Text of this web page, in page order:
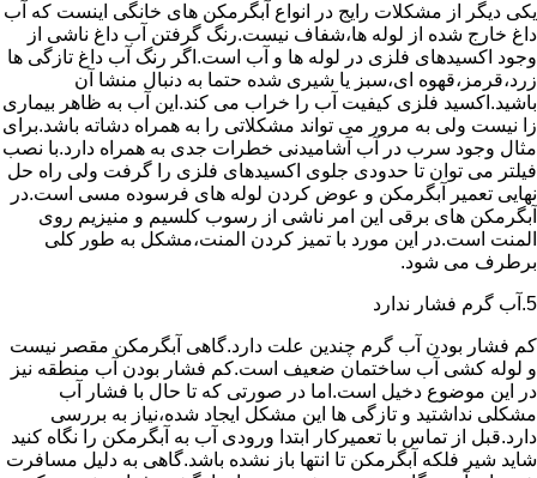
یکی دیگر از مشکلات رایج در انواع آبگرمکن های خانگی اینست که آب
داغ خارج شده از لوله ها،شفاف نیست.رنگ گرفتن آب داغ ناشی از
وجود اکسیدهای فلزی در لوله ها و آب است.اگر رنگ آب داغ تازگی ها
زرد،قرمز،قهوه ای،سبز یا شیری شده حتما به دنبال منشا آن
باشید.اکسید فلزی کیفیت آب را خراب می کند.این آب به ظاهر بیماری
زا نیست ولی به مرور می تواند مشکلاتی را به همراه دشاته باشد.برای
مثال وجود سرب در آب آشامیدنی خطرات جدی به همراه دارد.با نصب
فیلتر می توان تا حدودی جلوی اکسیدهای فلزی را گرفت ولی راه حل
نهایی تعمیر آبگرمکن و عوض کردن لوله های فرسوده مسی است.در
آبگرمکن های برقی این امر ناشی از رسوب کلسیم و منیزیم روی
المنت است.در این مورد با تمیز کردن المنت،مشکل به طور کلی
برطرف می شود.
5.آب گرم فشار ندارد
کم فشار بودن آب گرم چندین علت دارد.گاهی آبگرمکن مقصر نیست
و لوله کشی آب ساختمان ضعیف است.کم فشار بودن آب منطقه نیز
در این موضوع دخیل است.اما در صورتی که تا حال با فشار آب
مشکلی نداشتید و تازگی ها این مشکل ایجاد شده،نیاز به بررسی
دارد.قبل از تماس با تعمیرکار ابتدا ورودی آب به آبگرمکن را نگاه کنید
شاید شیر فلکه آبگرمکن تا انتها باز نشده باشد.گاهی به دلیل مسافرت